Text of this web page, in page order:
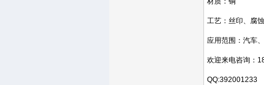
工艺：丝印、腐
应用范围：汽车
欢迎来电咨询：
QQ:392001233